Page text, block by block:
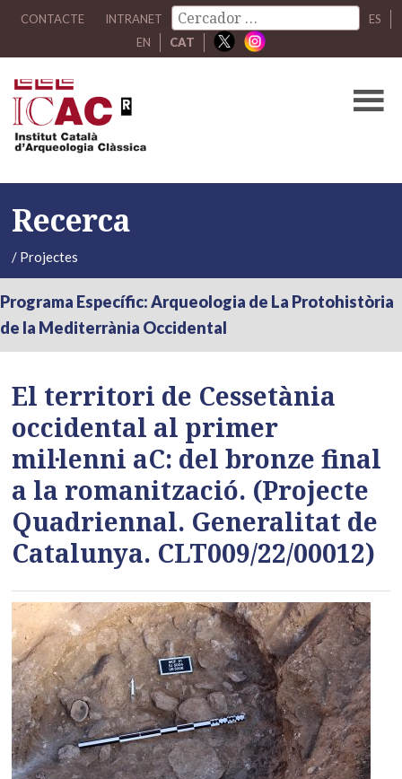
CONTACTE INTRANET
ES
EN
CAT
Recerca
/ Projectes
Programa Específic: Arqueologia de La Protohistòria
de la Mediterrània Occidental
El territori de Cessetània
occidental al primer
mil·lenni aC: del bronze final
a la romanització. (Projecte
Quadriennal. Generalitat de
Catalunya. CLT009/22/00012)